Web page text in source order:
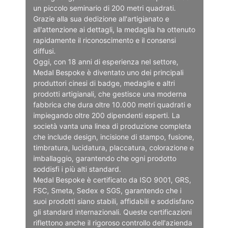
un piccolo seminario di 200 metri quadrati.
Grazie alla sua dedizione all'artigianato e
all'attenzione ai dettagli, la medaglia ha ottenuto
rapidamente il riconoscimento e il consensi
diffusi.
Oggi, con 18 anni di esperienza nel settore,
Medal Bespoke è diventato uno dei principali
produttori cinesi di badge, medaglie e altri
prodotti artigianali, che gestisce una moderna
fabbrica che dura oltre 10.000 metri quadrati e
impiegando oltre 200 dipendenti esperti. La
società vanta una linea di produzione completa
che include design, incisione di stampo, fusione,
timbratura, lucidatura, placcatura, colorazione e
imballaggio, garantendo che ogni prodotto
soddisfi i più alti standard.
Medal Bespoke è certificato da ISO 9001, GRS,
FSC, Smeta, Sedex e SGS, garantendo che i
suoi prodotti siano stabili, affidabili e soddisfano
gli standard internazionali. Queste certificazioni
riflettono anche il rigoroso controllo dell'azienda